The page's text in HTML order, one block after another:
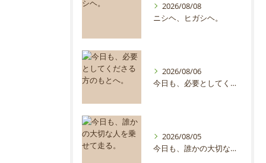
2026/08/08
ニシヘ、ヒガシヘ。
2026/08/06
今日も、必要としてくださる方のもとへ。
2026/08/05
今日も、誰かの大切な人を乗せて走る。